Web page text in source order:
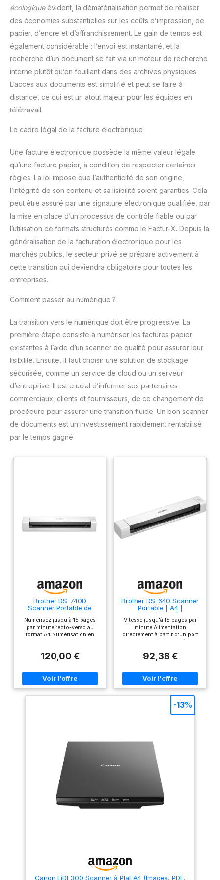
écologiqueévident, la dématérialisation permet de réaliser
des économies substantielles sur les coûts d’impression, de
papier, d’encre et d’affranchissement. Le gain de temps est
également considérable : l’envoi est instantané, et la
recherche d’un document se fait via un moteur de recherche
interne plutôt qu’en fouillant dans des archives physiques.
L’accès aux documents est simplifié et peut se faire à
distance, ce qui est un atout majeur pour les équipes en
télétravail.
Le cadre légal de la facture électronique
Une facture électronique possède la même valeur légale
qu’une facture papier, à condition de respecter certaines
règles. La loi impose que l’authenticité de son origine,
l’intégrité de son contenu et sa lisibilité soient garanties. Cela
peut être assuré par une signature électronique qualifiée, par
la mise en place d’un processus de contrôle fiable ou par
l’utilisation de formats structurés comme le Factur-X. Depuis la
généralisation de la facturation électronique pour les
marchés publics, le secteur privé se prépare activement à
cette transition qui deviendra obligatoire pour toutes les
entreprises.
Comment passer au numérique ?
La transition vers le numérique doit être progressive. La
première étape consiste à numériser les factures papier
existantes à l’aide d’un scanner de qualité pour assurer leur
lisibilité. Ensuite, il faut choisir une solution de stockage
sécurisée, comme un service de cloud ou un serveur
d’entreprise. Il est crucial d’informer ses partenaires
commerciaux, clients et fournisseurs, de ce changement de
procédure pour assurer une transition fluide. Un bon scanner
de documents est un investissement rapidement rentabilisé
par le temps gagné.
Brother DS-740D
Scanner Portable de
documents / A4 / Recto -
Verso / Alimentation USB
/ 15 ppm / Couleur &
Noir/Blanc / Scan vers
Numérisez jusqu'à 15 pages
par minute recto-verso au
format A4 Numérisation en
partir d'un port USB 3.1
macOS Capacité papier feuille
à feuille et sortie verticale
Garantie de 2 ans retour
120,00 €
Brother DS-640 Scanner
Portable | A4 |
Alimentation USB |15 ppm
| Couleur | Noir/Blanc |
DS mobile | Connexion
USB Uniquement
Vitesse jusqu'à 15 pages par
minute Alimentation
directement à partir d'un port
USB 3.0 Compact et léger
Numérisation des documents
d'identité Compatible
Windows et macOS
92,38 €
Canon LiDE300 Scanner à Plat A4 (Images, PDF,
-13%